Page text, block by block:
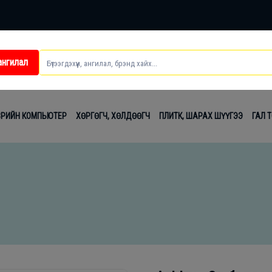
КОМПЬЮТЕР ХӨРГӨГЧ, ХӨЛДӨӨГЧ ПЛИТК, ШАРАХ ШҮҮГЭЭ ГАЛ